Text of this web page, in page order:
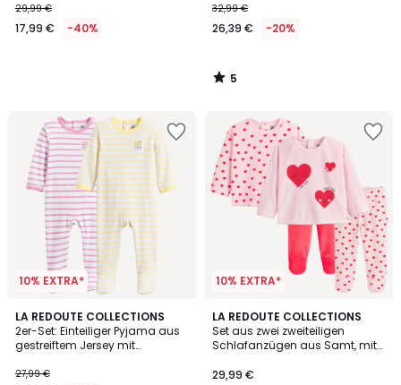
29,99 €
17,99 € -40%
Streifenmuster
32,99 €
26,39 € -20%
5
/
10% EXTRA*
LA REDOUTE COLLECTIONS
2er-Set: Einteiliger Pyjama aus
gestreiftem Jersey mit
27,99 €
10% EXTRA*
LA REDOUTE COLLECTIONS
Set aus zwei zweiteiligen
Schlafanzügen aus Samt, mit
29,99 €